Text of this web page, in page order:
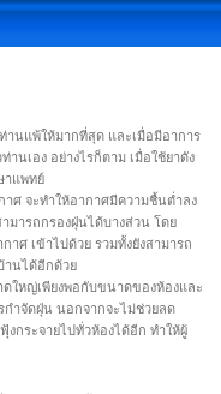
านแพ้ให้มากที่สุด และเมื่อมีอาการ
นเอง อย่างไรก็ตาม เมื่อใช้ยาดัง
าแพทย์
าศ จะทำให้อากาศมีความชื้นต่ำลง
มารถกรองฝุ่นได้บางส่วน โดย
าศ เข้าไปด้วย รวมทั้งยังสามารถ
านได้อีกด้วย
ดใหญ่เพียงพอกับขนาดของห้องและ
กำจัดฝุ่น นอกจากจะไม่ช่วยลด
กระจายไปทั่วห้องได้อีก ทำให้ผู้